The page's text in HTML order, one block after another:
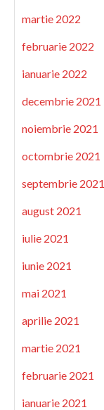
martie 2022
februarie 2022
ianuarie 2022
decembrie 2021
noiembrie 2021
octombrie 2021
septembrie 2021
august 2021
iulie 2021
iunie 2021
mai 2021
aprilie 2021
martie 2021
februarie 2021
ianuarie 2021